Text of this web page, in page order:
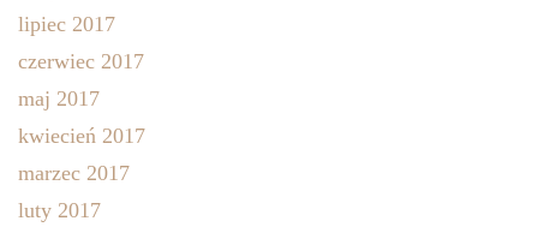
lipiec 2017
czerwiec 2017
maj 2017
kwiecień 2017
marzec 2017
luty 2017